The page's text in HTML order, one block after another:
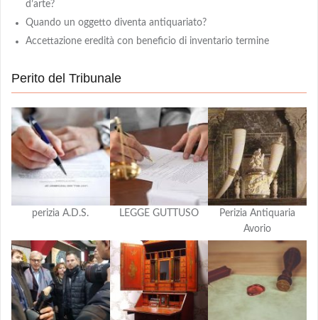
d’arte?
Quando un oggetto diventa antiquariato?
Accettazione eredità con beneficio di inventario termine
Perito del Tribunale
perizia A.D.S. LEGGE GUTTUSO
Perizia Antiquaria
Avorio